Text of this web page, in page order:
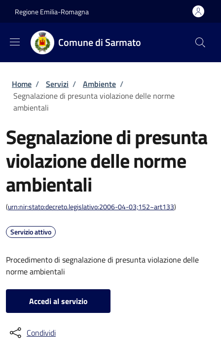
Regione Emilia-Romagna
Comune di Sarmato
Briciole di pane
Home / Servizi / Ambiente /
Segnalazione di presunta violazione delle norme
ambientali
Segnalazione di presunta
violazione delle norme
ambientali
(urn:nir:stato:decreto.legislativo:2006-04-03;152~art133)
Servizio attivo
Procedimento di segnalazione di presunta violazione delle
norme ambientali
Accedi al servizio
Condividi